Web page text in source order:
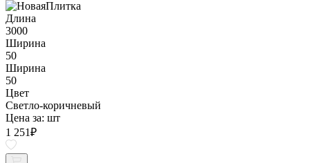
Длина
3000
Ширина
50
Ширина
50
Цвет
Светло-коричневый
Цена за: шт
1 251₽